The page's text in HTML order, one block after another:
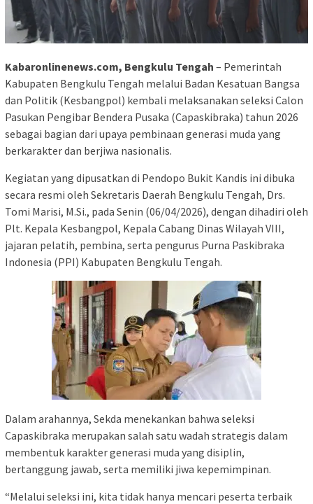
Kabaronlinenews.com, Bengkulu Tengah – Pemerintah
Kabupaten Bengkulu Tengah melalui Badan Kesatuan Bangsa
dan Politik (Kesbangpol) kembali melaksanakan seleksi Calon
Pasukan Pengibar Bendera Pusaka (Capaskibraka) tahun 2026
sebagai bagian dari upaya pembinaan generasi muda yang
berkarakter dan berjiwa nasionalis.
Kegiatan yang dipusatkan di Pendopo Bukit Kandis ini dibuka
secara resmi oleh Sekretaris Daerah Bengkulu Tengah, Drs.
Tomi Marisi, M.Si., pada Senin (06/04/2026), dengan dihadiri oleh
Plt. Kepala Kesbangpol, Kepala Cabang Dinas Wilayah VIII,
jajaran pelatih, pembina, serta pengurus Purna Paskibraka
Indonesia (PPI) Kabupaten Bengkulu Tengah.
Dalam arahannya, Sekda menekankan bahwa seleksi
Capaskibraka merupakan salah satu wadah strategis dalam
membentuk karakter generasi muda yang disiplin,
bertanggung jawab, serta memiliki jiwa kepemimpinan.
“Melalui seleksi ini, kita tidak hanya mencari peserta terbaik